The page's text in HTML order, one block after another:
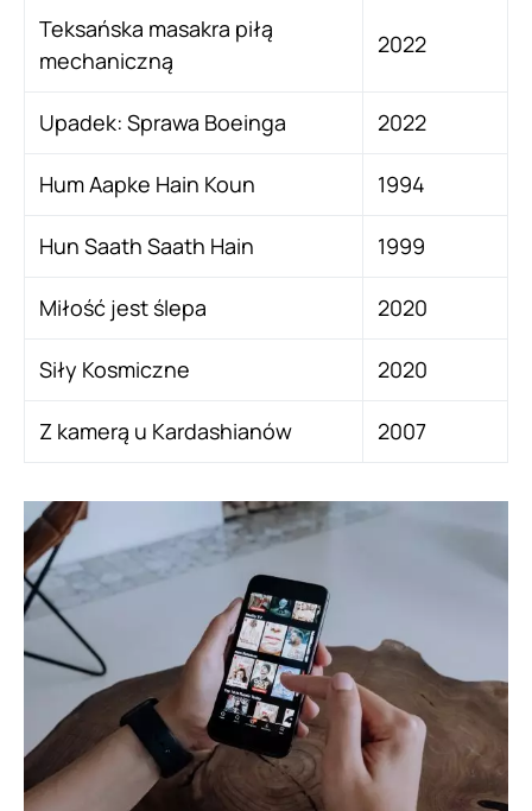
Teksańska masakra piłą
mechaniczną
2022
Upadek: Sprawa Boeinga 2022
Hum Aapke Hain Koun 1994
Hun Saath Saath Hain 1999
Miłość jest ślepa 2020
Siły Kosmiczne 2020
Z kamerą u Kardashianów 2007